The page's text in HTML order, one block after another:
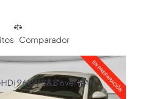
Comparador
96kW S&S 6vel MAN